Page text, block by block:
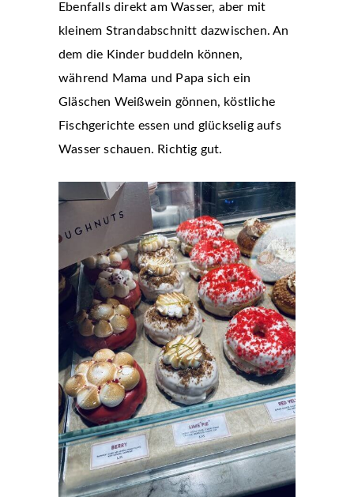
Ebenfalls direkt am Wasser, aber mit
kleinem Strandabschnitt dazwischen. An
dem die Kinder buddeln können,
während Mama und Papa sich ein
Gläschen Weißwein gönnen, köstliche
Fischgerichte essen und glückselig aufs
Wasser schauen. Richtig gut.